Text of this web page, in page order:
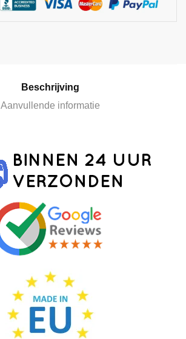
Beschrijving
Aanvullende informatie